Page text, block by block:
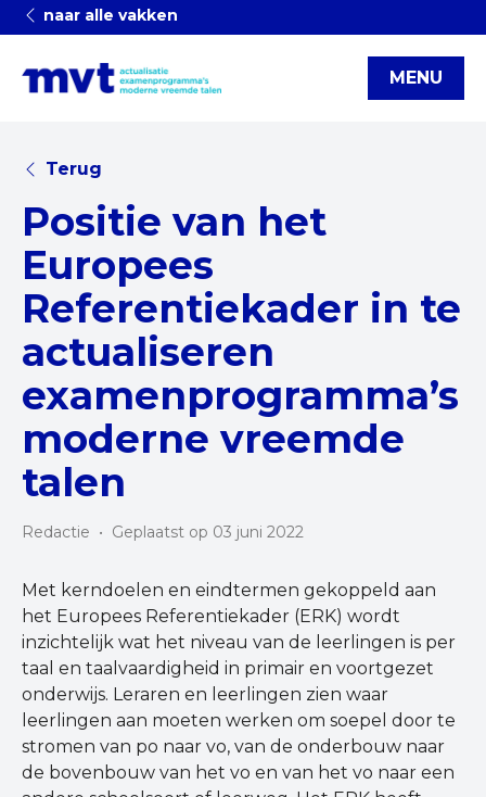
naar alle vakken
MENU
Terug
Positie van het
Europees
Referentiekader in te
actualiseren
examenprogramma’s
moderne vreemde
talen
Redactie • Geplaatst op 03 juni 2022
Met kerndoelen en eindtermen gekoppeld aan
het Europees Referentiekader (ERK) wordt
inzichtelijk wat het niveau van de leerlingen is per
taal en taalvaardigheid in primair en voortgezet
onderwijs. Leraren en leerlingen zien waar
leerlingen aan moeten werken om soepel door te
stromen van po naar vo, van de onderbouw naar
de bovenbouw van het vo en van het vo naar een